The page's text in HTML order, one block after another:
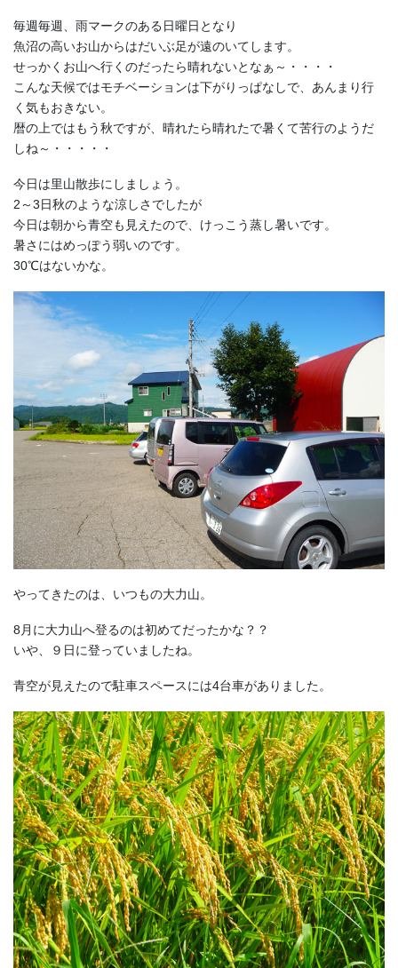
毎週毎週、雨マークのある日曜日となり
魚沼の高いお山からはだいぶ足が遠のいてします。
せっかくお山へ行くのだったら晴れないとなぁ～・・・・
こんな天候ではモチベーションは下がりっぱなしで、あんまり行
く気もおきない。
暦の上ではもう秋ですが、晴れたら晴れたで暑くて苦行のようだ
しね～・・・・・
今日は里山散歩にしましょう。
2～3日秋のような涼しさでしたが
今日は朝から青空も見えたので、けっこう蒸し暑いです。
暑さにはめっぽう弱いのです。
30℃はないかな。
やってきたのは、いつもの大力山。
8月に大力山へ登るのは初めてだったかな？？
いや、９日に登っていましたね。
青空が見えたので駐車スペースには4台車がありました。